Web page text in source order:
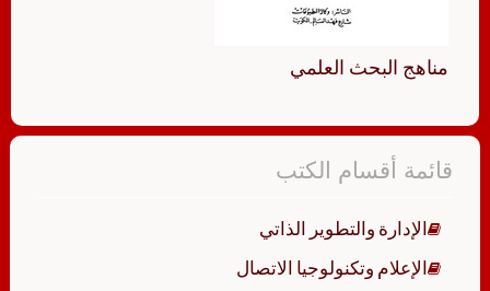
مناهج البحث العلمي
قائمة أقسام الكتب
الإدارة والتطوير الذاتي
الإعلام وتكنولوجيا الاتصال